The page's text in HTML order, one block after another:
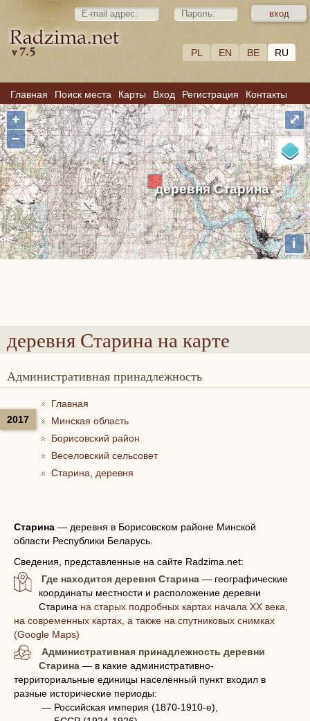
PL EN BE RU
Главная Поиск места Карты Вход Регистрация Контакты
деревня Старина
+
−
i
⤢
деревня Старинана карте
Административная принадлежность
2017
Главная
Минская область
Борисовский район
Веселовский сельсовет
Старина, деревня
Старина — деревня в Борисовском районе Минской
области Республики Беларусь.
Сведения, представленные на сайте Radzima.net:
Где находится деревня Старина — географические
координаты местности и расположение деревни
Старина на старых подробных картах начала XX века,
на современных картах, а также на спутниковых снимках
(Google Maps)
Административная принадлежность деревни
Старина — в какие административно-
территориальные единицы населённый пункт входил в
разные исторические периоды:
— Российская империя (1870-1910-е),